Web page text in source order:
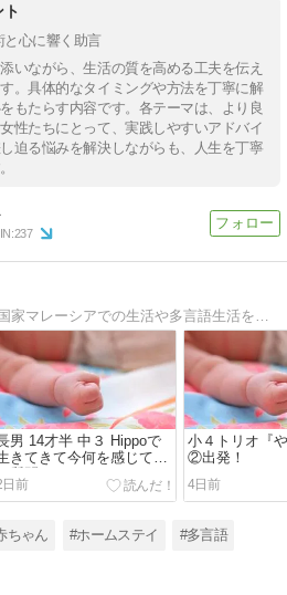
ト
と心に響く助言
いながら、生活の質を高める工夫を伝え
。具体的なタイミングや方法を丁寧に解
もたらす内容です。各テーマは、より良
性たちにとって、実践しやすいアドバイ
迫る悩みを解決しながらも、人生を丁寧
237
男 14才半 中３ Hippoで
きてきて今何を感じてる
か質問されて・・・
日前
小４トリオ『
②出発！
4日前
ちゃん #ホームステイ #多言語